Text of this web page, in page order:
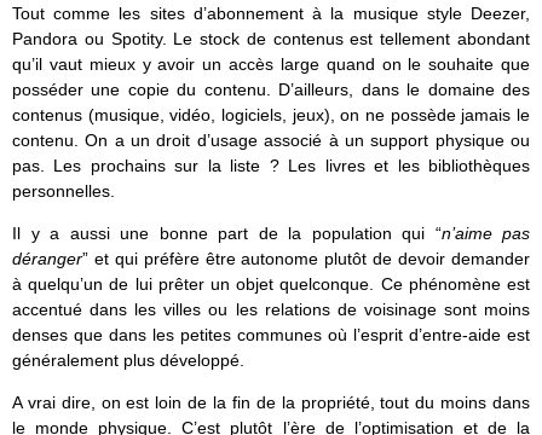
Tout comme les sites d’abonnement à la musique style Deezer,
Pandora ou Spotity. Le stock de contenus est tellement abondant
qu’il vaut mieux y avoir un accès large quand on le souhaite que
posséder une copie du contenu. D’ailleurs, dans le domaine des
contenus (musique, vidéo, logiciels, jeux), on ne possède jamais le
contenu. On a un droit d’usage associé à un support physique ou
pas. Les prochains sur la liste ? Les livres et les bibliothèques
personnelles.
Il y a aussi une bonne part de la population qui “n’aime pas
déranger” et qui préfère être autonome plutôt de devoir demander
à quelqu’un de lui prêter un objet quelconque. Ce phénomène est
accentué dans les villes ou les relations de voisinage sont moins
denses que dans les petites communes où l’esprit d’entre-aide est
généralement plus développé.
A vrai dire, on est loin de la fin de la propriété, tout du moins dans
le monde physique. C’est plutôt l’ère de l’optimisation et de la